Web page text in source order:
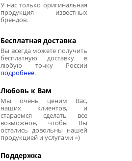
У нас только оригинальная
продукция известных
брендов.
Бесплатная доставка
Вы всегда можете получить
бесплатную доставку в
любую точку России
подробнее.
Любовь к Вам
Мы очень ценим Вас,
наших клиентов, и
стараемся сделать все
возможное, чтобы Вы
остались довольны нашей
продукцией и услугами =)
Поддержка